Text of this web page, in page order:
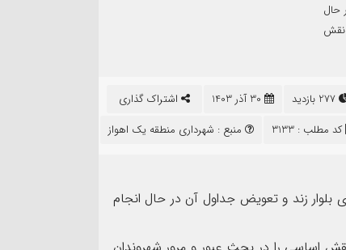
حال
نقش
اشتراک گذاری
منبع : شهرداری منطقه یک اهواز کد مطلب : 3133
بلوار زند و تعویض جداول آن در حال انجام